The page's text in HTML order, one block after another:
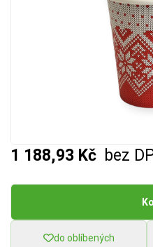
1 188,93 Kč bez
do oblíbených